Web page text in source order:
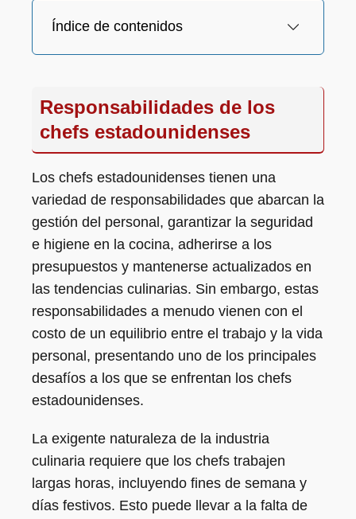
Índice de contenidos
Responsabilidades de los
chefs estadounidenses
Los chefs estadounidenses tienen una
variedad de responsabilidades que abarcan la
gestión del personal, garantizar la seguridad
e higiene en la cocina, adherirse a los
presupuestos y mantenerse actualizados en
las tendencias culinarias. Sin embargo, estas
responsabilidades a menudo vienen con el
costo de un equilibrio entre el trabajo y la vida
personal, presentando uno de los principales
desafíos a los que se enfrentan los chefs
estadounidenses.
La exigente naturaleza de la industria
culinaria requiere que los chefs trabajen
largas horas, incluyendo fines de semana y
días festivos. Esto puede llevar a la falta de